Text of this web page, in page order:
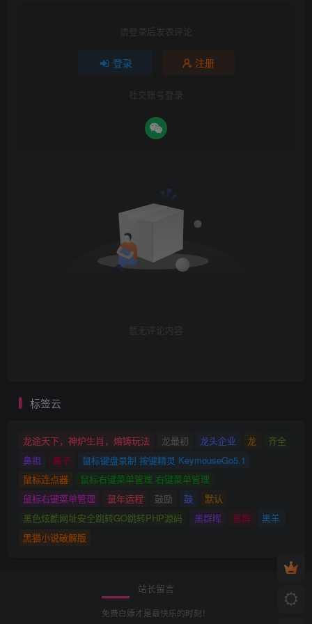
请登录后发表评论
登录 注册
社交账号登录
暂无评论内容
标签云
龙途天下，神炉生肖，熔铸玩法 龙最初 龙头企业 龙
齐全
鼻祖
鼻子
鼠标键盘录制 按键精灵 KeymouseGo5.1
鼠标连点器
鼠标右键菜单管理 右键菜单管理
鼠标右键菜单管理
鼠年运程 鼓励 鼓
默认
黑色炫酷网址安全跳转GO跳转PHP源码
黑群晖 黑群
黑羊
黑猫小说破解版
站长留言
免费白嫖才是最快乐的时刻！